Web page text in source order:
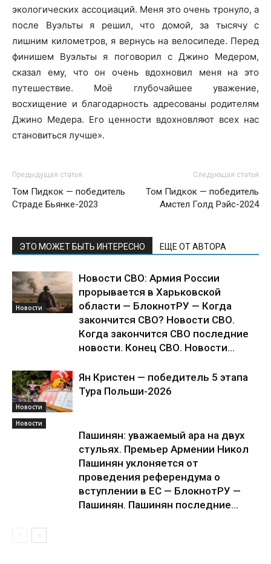
экологических ассоциаций. Меня это очень тронуло, а
после Вуэльты я решил, что домой, за тысячу с
лишним километров, я вернусь на велосипеде. Перед
финишем Вуэльты я поговорил с Джино Медером,
сказал ему, что он очень вдохновил меня на это
путешествие. Моё глубочайшее уважение,
восхищение и благодарность адресованы родителям
Джино Медера. Его ценности вдохновляют всех нас
становиться лучше».
Предыдущая статья
Том Пидкок — победитель
Страде Бьянке-2023
Следующая статья
Том Пидкок — победитель
Амстел Голд Рэйс-2024
ЭТО МОЖЕТ БЫТЬ ИНТЕРЕСНО ЕЩЕ ОТ АВТОРА
Новости
Новости СВО: Армия России
прорывается в Харьковской
области — БлокнотРУ — Когда
закончится СВО? Новости СВО.
Когда закончится СВО последние
новости. Конец СВО. Новости...
Новости
Ян Кристен — победитель 5 этапа
Тура Польши-2026
Новости
Пашинян: уважаемый ара на двух
стульях. Премьер Армении Никол
Пашинян уклоняется от
проведения референдума о
вступлении в ЕС — БлокнотРУ —
Пашинян. Пашинян последние...